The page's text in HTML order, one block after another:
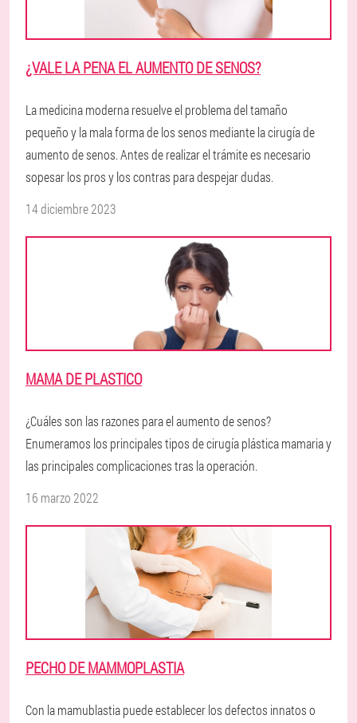
¿VALE LA PENA EL AUMENTO DE SENOS?
La medicina moderna resuelve el problema del tamaño
pequeño y la mala forma de los senos mediante la cirugía de
aumento de senos. Antes de realizar el trámite es necesario
sopesar los pros y los contras para despejar dudas.
14 diciembre 2023
MAMA DE PLASTICO
¿Cuáles son las razones para el aumento de senos?
Enumeramos los principales tipos de cirugía plástica mamaria y
las principales complicaciones tras la operación.
16 marzo 2022
PECHO DE MAMMOPLASTIA
Con la mamublastia puede establecer los defectos innatos o